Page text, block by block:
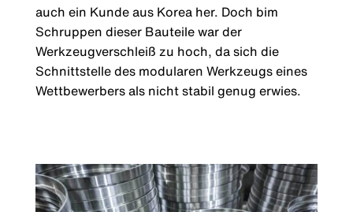
auch ein Kunde aus Korea her. Doch bim
Schruppen dieser Bauteile war der
Werkzeugverschleiß zu hoch, da sich die
Schnittstelle des modularen Werkzeugs eines
Wettbewerbers als nicht stabil genug erwies.